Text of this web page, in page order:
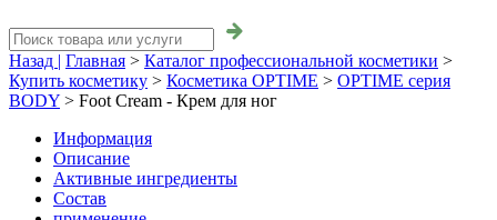
Назад | Главная > Каталог профессиональной косметики >
Купить косметику > Косметика OPTIME > OPTIME серия
BODY > Foot Cream - Крем для ног
Информация
Описание
Активные ингредиенты
Состав